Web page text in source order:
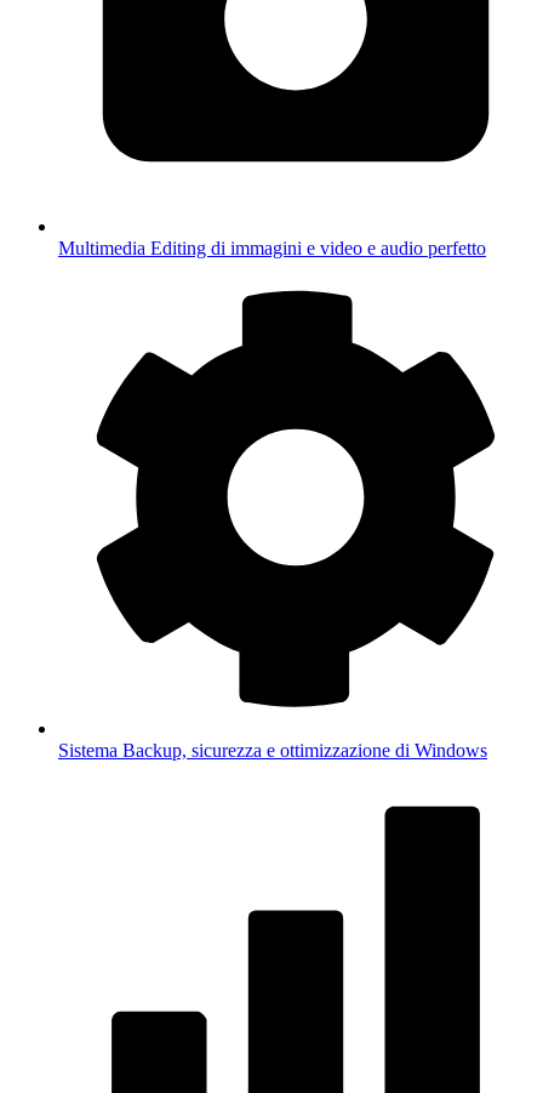
Multimedia Editing di immagini e video e audio perfetto
Sistema Backup, sicurezza e ottimizzazione di Windows